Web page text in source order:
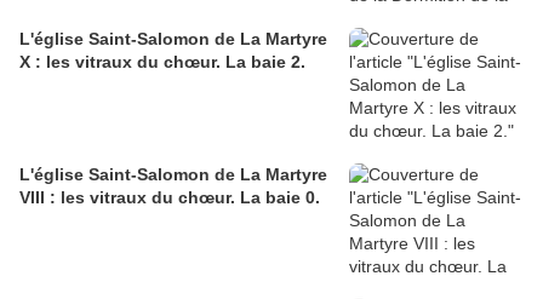
L'église Saint-Salomon de La Martyre
X : les vitraux du chœur. La baie 2.
L'église Saint-Salomon de La Martyre
VIII : les vitraux du chœur. La baie 0.